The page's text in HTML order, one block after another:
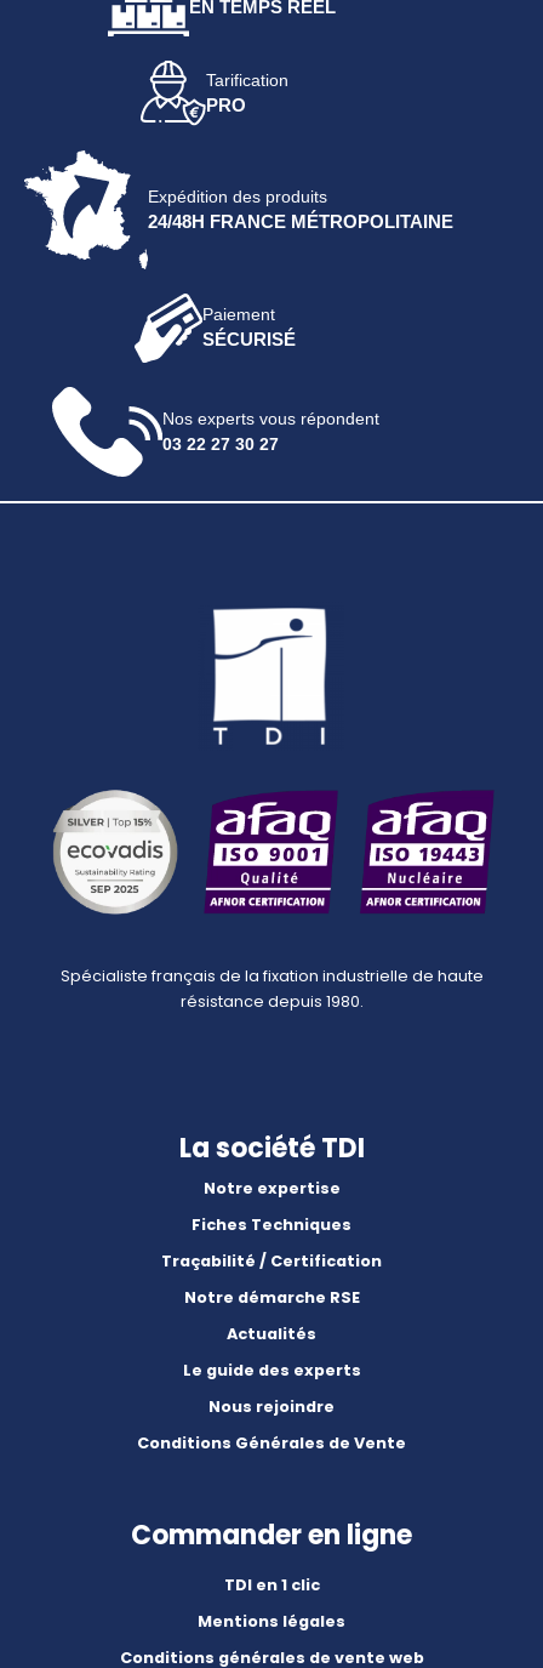
EN TEMPS RÉEL
Tarification
PRO
Expédition des produits
24/48H FRANCE MÉTROPOLITAINE
Paiement
SÉCURISÉ
Nos experts vous répondent
03 22 27 30 27
Spécialiste français de la fixation industrielle de haute
résistance depuis 1980.
La société TDI
Notre expertise
Fiches Techniques
Traçabilité / Certification
Notre démarche RSE
Actualités
Le guide des experts
Nous rejoindre
Conditions Générales de Vente
Commander en ligne
TDI en 1 clic
Mentions légales
Conditions générales de vente web